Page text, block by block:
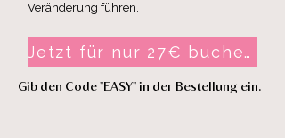
Veränderung führen.
Jetzt für nur 27€ buchen
Gib den Code "EASY" in der Bestellung ein.